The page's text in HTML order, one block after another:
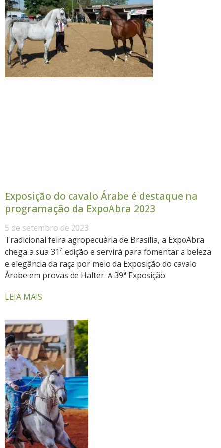
Exposição do cavalo Árabe é destaque na
programação da ExpoAbra 2023
5 de setembro de 2023
Tradicional feira agropecuária de Brasília, a ExpoAbra
chega a sua 31ª edição e servirá para fomentar a beleza
e elegância da raça por meio da Exposição do cavalo
Árabe em provas de Halter. A 39ª Exposição
LEIA MAIS